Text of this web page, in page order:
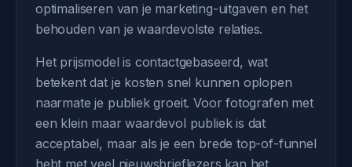
optimaliseren van je marketing-uitgaven en het
behouden van je waardevolste relaties.
Het prijsmodel is contactgebaseerd, wat
betekent dat je kosten snel kunnen oplopen
naarmate je publiek groeit. Voor fotografen met
een klein maar waardevol publiek is dat
acceptabel, maar als je een brede top-of-funnel
hebt met veel nieuwsbrieflezers kan het